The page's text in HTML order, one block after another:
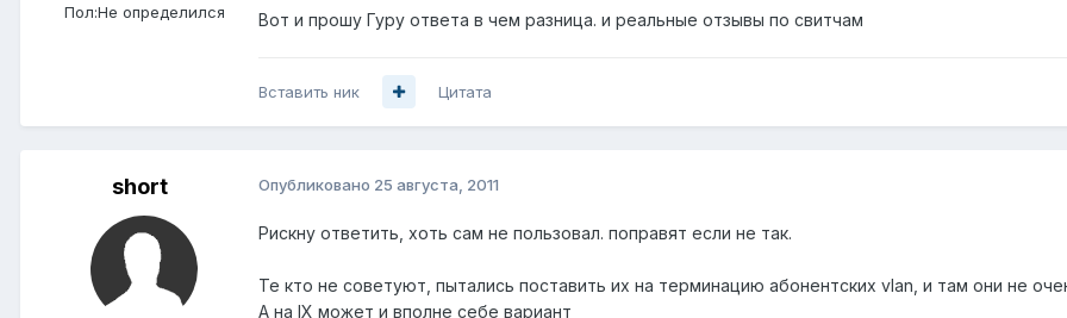
Пол:Не определился Вот и прошу Гуру ответа в чем разница. и реальные отзывы по свитчам
Вставить ник Цитата
short Опубликовано 25 августа, 2011
Рискну ответить, хоть сам не пользовал. поправят если не так.
Те кто не советуют, пытались поставить их на терминацию абонентских vlan, и там они не
А на IX может и вполне себе вариант